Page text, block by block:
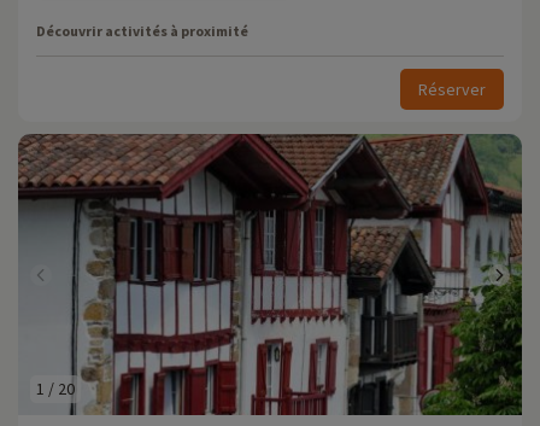
Découvrir activités à proximité
Réserver
1 / 20